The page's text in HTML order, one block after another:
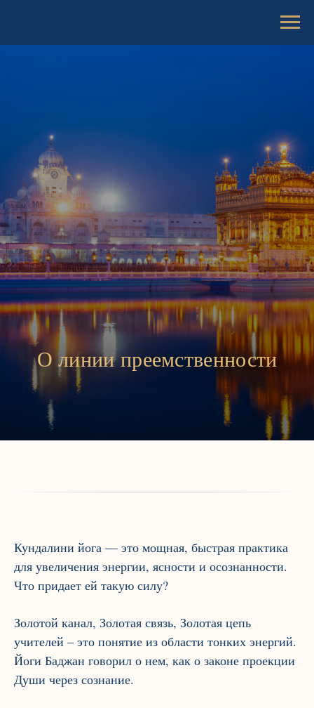
О линии преемственности
Кундалини йога — это мощная, быстрая практика
для увеличения энергии, ясности и осознанности.
Что придает ей такую силу?
Золотой канал, Золотая связь, Золотая цепь
учителей – это понятие из области тонких энергий.
Йоги Баджан говорил о нем, как о законе проекции
Души через сознание.